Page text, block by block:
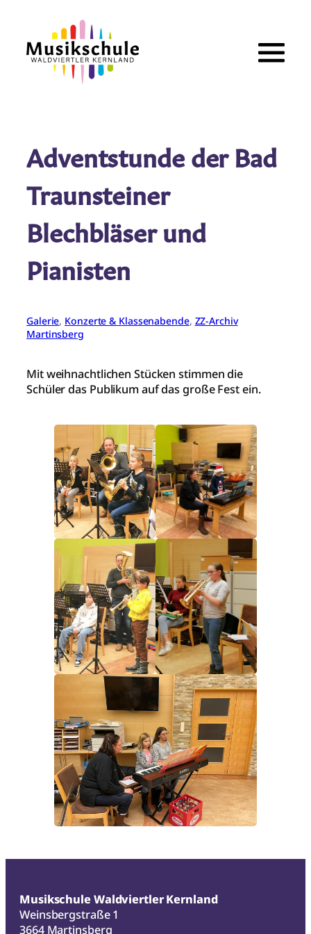
springen
Adventstunde der Bad
Traunsteiner
Blechbläser und
Pianisten
Galerie, Konzerte & Klassenabende, ZZ-Archiv
Martinsberg
Mit weihnachtlichen Stücken stimmen die
Schüler das Publikum auf das große Fest ein.
Musikschule Waldviertler Kernland
Weinsbergstraße 1
3664 Martinsberg